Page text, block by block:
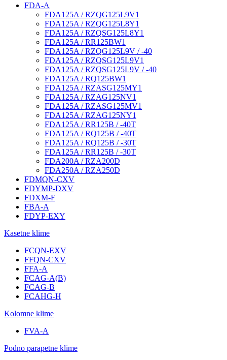
FDA-A
FDA125A / RZQG125L9V1
FDA125A / RZQG125L8Y1
FDA125A / RZQSG125L8Y1
FDA125A / RR125BW1
FDA125A / RZQG125L9V / -40
FDA125A / RZQSG125L9V1
FDA125A / RZQSG125L9V / -40
FDA125A / RQ125BW1
FDA125A / RZASG125MY1
FDA125A / RZAG125NV1
FDA125A / RZASG125MV1
FDA125A / RZAG125NY1
FDA125A / RR125B / -40T
FDA125A / RQ125B / -40T
FDA125A / RQ125B / -30T
FDA125A / RR125B / -30T
FDA200A / RZA200D
FDA250A / RZA250D
FDMQN-CXV
FDYMP-DXV
FDXM-F
FBA-A
FDYP-EXY
Kasetne klime
FCQN-EXV
FFQN-CXV
FFA-A
FCAG-A(B)
FCAG-B
FCAHG-H
Kolomne klime
FVA-A
Podno parapetne klime